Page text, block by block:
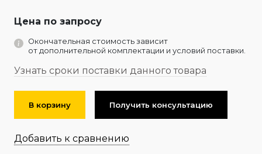
Цена по запросу
Окончательная стоимость зависит
от дополнительной комплектации и условий поставки.
Узнать сроки поставки данного товара
В корзину Получить консультацию
Добавить к сравнению